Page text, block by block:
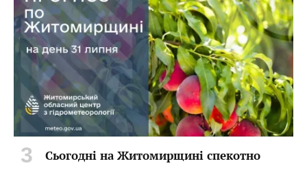
Сьогодні на Житомирщині спекотно